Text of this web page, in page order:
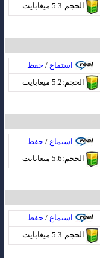
الحجم:5.3 ميغابايت
استماع / حفظ
الحجم:5.2 ميغابايت
استماع / حفظ
الحجم:5.6 ميغابايت
استماع / حفظ
الحجم:5.3 ميغابايت